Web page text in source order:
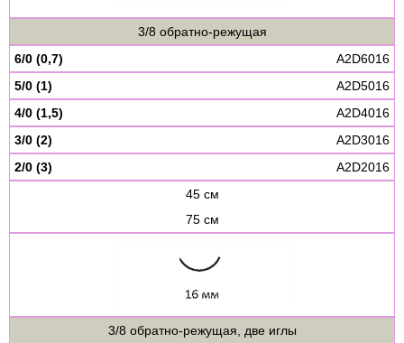
3/8 обратно-режущая
6/0 (0,7)
A2D6016
5/0 (1)
A2D5016
4/0 (1,5)
A2D4016
3/0 (2)
A2D3016
2/0 (3)
A2D2016
45 см
75 см
3/8 обратно-режущая, две иглы